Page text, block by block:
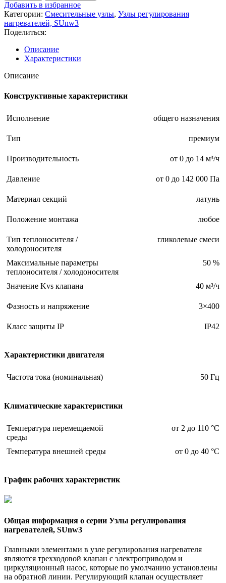
Добавить в избранное
Категории: Смесительные узлы, Узлы регулирования
нагревателей, SUnw3
Поделиться:
Описание
Характеристики
Описание
Конструктивные характеристики
Исполнение общего назначения
Тип премиум
Производительность от 0 до 14 м³/ч
Давление от 0 до 142 000 Па
Материал секций латунь
Положение монтажа любое
Тип теплоносителя /
холодоносителя
гликолевые смеси
Максимальные параметры
теплоносителя / холодоносителя
50 %
Значение Kvs клапана 40 м³/ч
Фазность и напряжение 3×400
Класс защиты IP IP42
Характеристики двигателя
Частота тока (номинальная) 50 Гц
Климатические характеристики
Температура перемещаемой
среды
от 2 до 110 °С
Температура внешней среды от 0 до 40 °С
График рабочих характеристик
Общая информация о серии Узлы регулирования
нагревателей, SUnw3
Главными элементами в узле регулирования нагревателя
являются трехходовой клапан с электроприводом и
циркуляционный насос, которые по умолчанию установлены
на обратной линии. Регулирующий клапан осуществляет